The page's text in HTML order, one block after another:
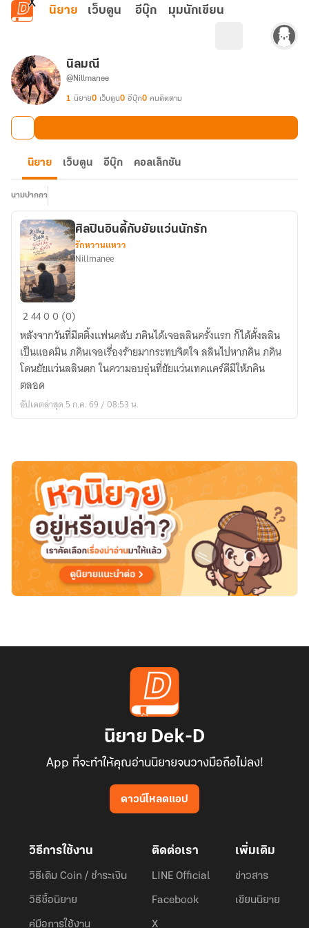
ข้ามไปยังเนื้อหาหลัก
นิยาย เว็บตูน อีบุ๊ก มุมนักเขียน
นิลมณี
@Nillmanee
1 นิยาย0 เว็บตูน0 อีบุ๊ก0 คนติดตาม
นิยาย เว็บตูน อีบุ๊ก คอลเล็กชัน
นามปากกา
ศิลปิน
อิน
ดี้
กับ
ยัย
แว่น
นัก
ศิลปินอินดี้กับยัยแว่นนักรัก
รักหวานแหวว
Nillmanee
24400 (0)
หลังจากวันที่มีตติ้งแฟนคลับ ภคินได้เจอลลินครั้งแรก ก็ได้ตั้งลลิน
เป็นแอดมิน ภคินเจอเรื่องร้ายมากระทบจิตใจ ลลินไปหาภคิน ภคิน
โดนยัยแว่นลลินตก ในความอบอุ่นที่ยัยแว่นเทคแคร์ดีมีให้ภคิน
ตลอด
อัปเดตล่าสุด 5 ก.ค. 69 / 08:53 น.
นิยาย Dek-D
App ที่จะทำให้คุณอ่านนิยายจนวางมือถือไม่ลง!
ดาวน์โหลดแอป
วิธีการใช้งาน
วิธีเติม Coin / ชำระเงิน
วิธีซื้อนิยาย
คู่มือการใช้งาน
ติดต่อเรา
LINE Official
Facebook
X
เพิ่มเติม
ข่าวสาร
เขียนนิยาย